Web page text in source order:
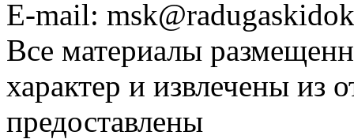
E-mail:
Все материалы
характер и извлечены из
предоставлены